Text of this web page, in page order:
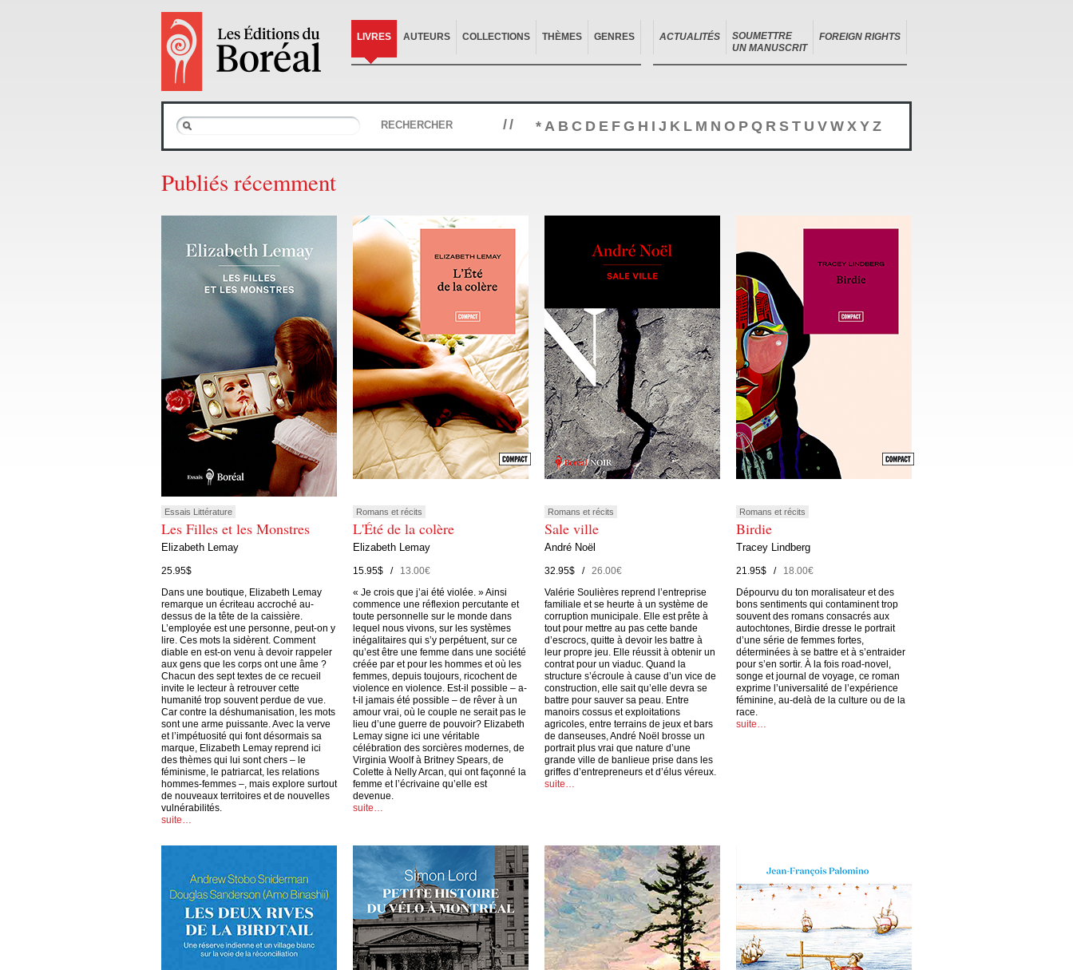
LIVRES AUTEURS COLLECTIONS THÈMES GENRES ACTUALITÉS
SOUMETTRE
UN MANUSCRIT
FOREIGN RIGHTS
RECHERCHER // * A B C D E F G H I J K L M N O P Q R S T U V W X Y Z
Publiés récemment
Essais Littérature
Les Filles et les Monstres
Elizabeth Lemay
25.95$
Dans une boutique, Elizabeth Lemay
remarque un écriteau accroché au-
dessus de la tête de la caissière.
L’employée est une personne, peut-on y
lire. Ces mots la sidèrent. Comment
diable en est-on venu à devoir rappeler
aux gens que les corps ont une âme ?
Chacun des sept textes de ce recueil
invite le lecteur à retrouver cette
humanité trop souvent perdue de vue.
Car contre la déshumanisation, les mots
sont une arme puissante. Avec la verve
et l’impétuosité qui font désormais sa
marque, Elizabeth Lemay reprend ici
des thèmes qui lui sont chers – le
féminisme, le patriarcat, les relations
hommes-femmes –, mais explore surtout
de nouveaux territoires et de nouvelles
vulnérabilités.
suite…
Romans et récits
L'Été de la colère
Elizabeth Lemay
15.95$ /13.00€
« Je crois que j’ai été violée. » Ainsi
commence une réflexion percutante et
toute personnelle sur le monde dans
lequel nous vivons, sur les systèmes
inégalitaires qui s’y perpétuent, sur ce
qu’est être une femme dans une société
créée par et pour les hommes et où les
femmes, depuis toujours, ricochent de
violence en violence. Est-il possible – a-
t-il jamais été possible – de rêver à un
amour vrai, où le couple ne serait pas le
lieu d’une guerre de pouvoir? Elizabeth
Lemay signe ici une véritable
célébration des sorcières modernes, de
Virginia Woolf à Britney Spears, de
Colette à Nelly Arcan, qui ont façonné la
femme et l’écrivaine qu’elle est
devenue.
suite…
Romans et récits
Sale ville
André Noël
32.95$ /26.00€
Valérie Soulières reprend l’entreprise
familiale et se heurte à un système de
corruption municipale. Elle est prête à
tout pour mettre au pas cette bande
d’escrocs, quitte à devoir les battre à
leur propre jeu. Elle réussit à obtenir un
contrat pour un viaduc. Quand la
structure s’écroule à cause d’un vice de
construction, elle sait qu’elle devra se
battre pour sauver sa peau. Entre
manoirs cossus et exploitations
agricoles, entre terrains de jeux et bars
de danseuses, André Noël brosse un
portrait plus vrai que nature d’une
grande ville de banlieue prise dans les
griffes d’entrepreneurs et d’élus véreux.
suite…
Romans et récits
Birdie
Tracey Lindberg
21.95$ /18.00€
Dépourvu du ton moralisateur et des
bons sentiments qui contaminent trop
souvent des romans consacrés aux
autochtones, Birdie dresse le portrait
d’une série de femmes fortes,
déterminées à se battre et à s’entraider
pour s’en sortir. À la fois road-novel,
songe et journal de voyage, ce roman
exprime l’universalité de l’expérience
féminine, au-delà de la culture ou de la
race.
suite…